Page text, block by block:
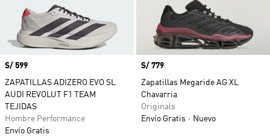
Precio
S/ 599
ZAPATILLAS ADIZERO EVO SL
AUDI REVOLUT F1 TEAM
TEJIDAS
Hombre Performance
Envío Gratis
Precio
S/ 779
Zapatillas Megaride AG XL
Chavarria
Originals
Envío Gratis
Nuevo